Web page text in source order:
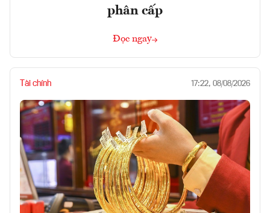
phân cấp
Đọc ngay
Tài chính 17:22, 08/08/2026